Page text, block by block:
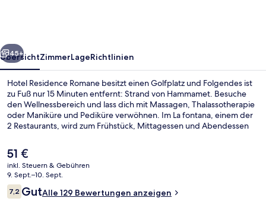
Weiter
45+
ÜbersichtZimmerLageRichtlinien
Hotel Residence Romane besitzt einen Golfplatz und Folgendes ist
zu Fuß nur 15 Minuten entfernt: Strand von Hammamet. Besuche
den Wellnessbereich und lass dich mit Massagen, Thalassotherapie
oder Maniküre und Pediküre verwöhnen. Im La fontana, einem der
2 Restaurants, wird zum Frühstück, Mittagessen und Abendessen
Sauna gehören ebenfalls zum Angebot.
Der
aktuelle
Preis
beträgt
51 €.
51 €
inkl. Steuern & Gebühren
9. Sept.–10. Sept.
Bewertungen
7,27,2 von 10.
GutAlle 129 Bewertungen anzeigen